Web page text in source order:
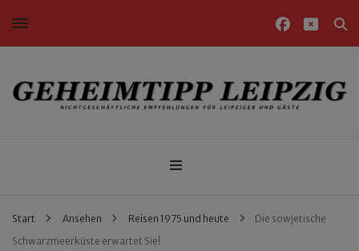
Nichtgeschäftliche Empfehlungen für Leipziger und Gäste
Start Ansehen Reisen 1975 und heute
Die sowjetische
Schwarzmeerküste erwartet Sie!